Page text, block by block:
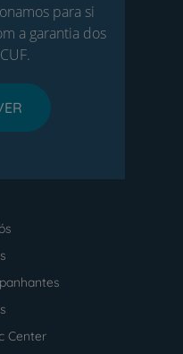
para si
a garantia dos
Center